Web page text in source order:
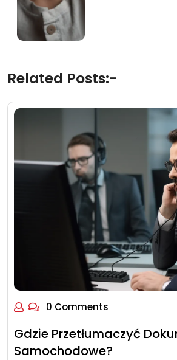
Related Posts:-
0 Comments
Gdzie Przetłumaczyć
Samochodowe?